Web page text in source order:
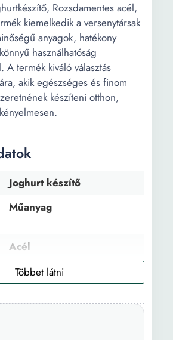
Rozsdamentes acél,
kiemelkedik a versenytársak
anyagok, hatékony
használhatóság
A termék kiváló választás
akik egészséges és finom
készíteni otthon,
Joghurt készítő
Műanyag
Acél
1 Használati útmutató 1 x
joghurtgép